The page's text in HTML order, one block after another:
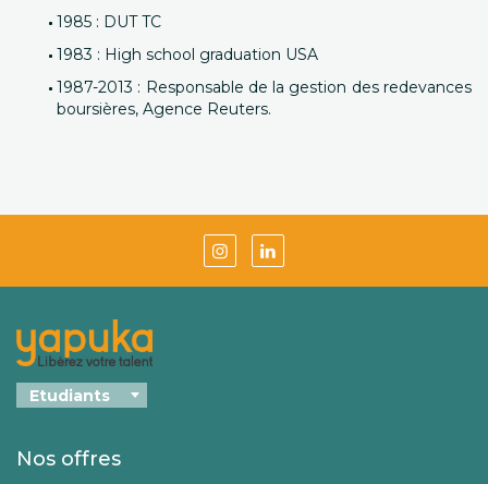
1985 : DUT TC
1983 : High school graduation USA
1987-2013 : Responsable de la gestion des redevances
boursières, Agence Reuters.
Nos offres